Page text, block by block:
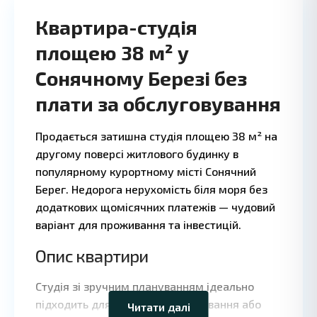
Квартира-студія
площею 38 м² у
Сонячному Березі без
плати за обслуговування
Продається затишна студія площею 38 м² на
другому поверсі житлового будинку в
популярному курортному місті Сонячний
Берег. Недорога нерухомість біля моря без
додаткових щомісячних платежів — чудовий
варіант для проживання та інвестицій.
Опис квартири
Студія зі зручним плануванням ідеально
підходить для постійного проживання або
Читати далі